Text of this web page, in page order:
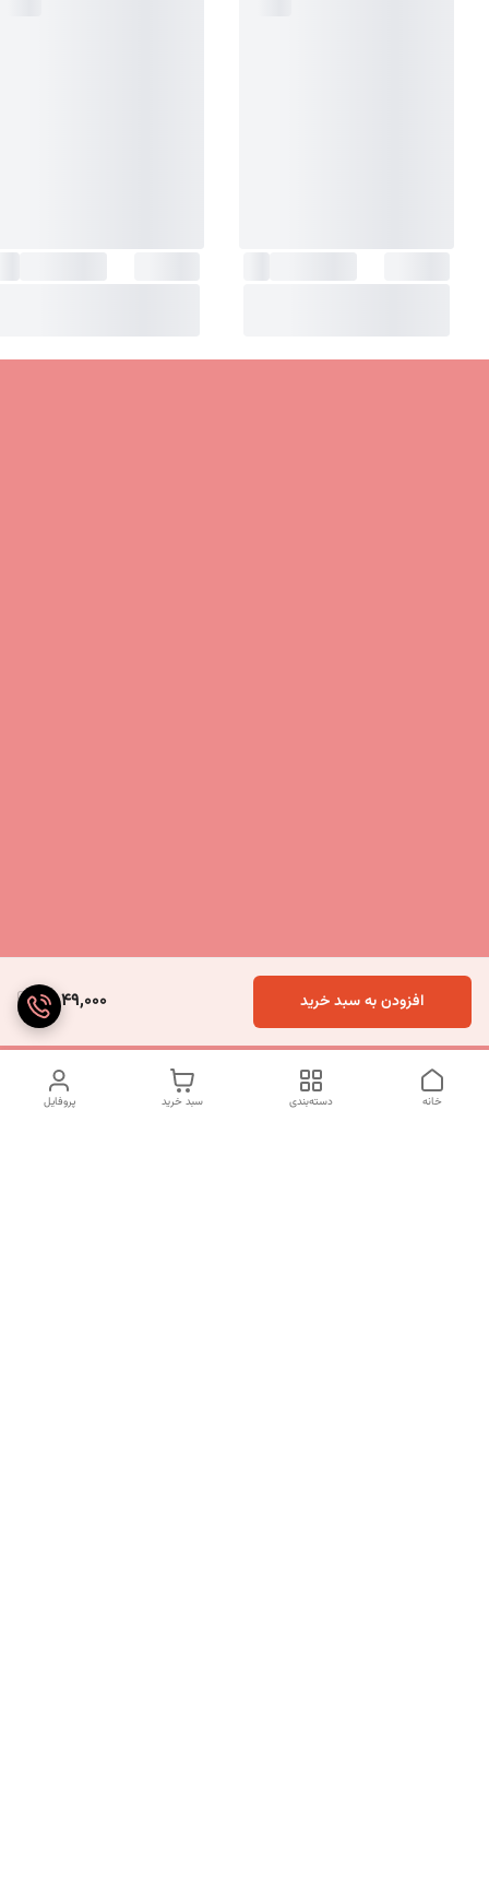
2,049,000 افزودن به سبد خرید
پروفایل سبد خرید دسته‌بندی خانه